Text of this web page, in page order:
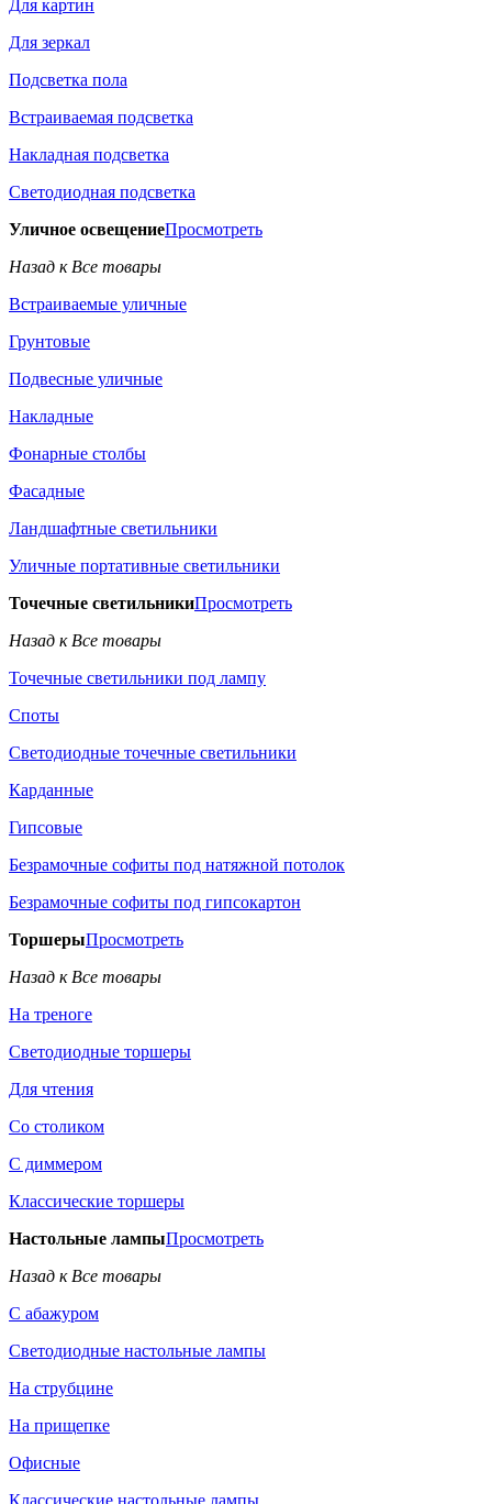
Для картин
Для зеркал
Подсветка пола
Встраиваемая подсветка
Накладная подсветка
Светодиодная подсветка
Уличное освещениеПросмотреть
Назад к Все товары
Встраиваемые уличные
Грунтовые
Подвесные уличные
Накладные
Фонарные столбы
Фасадные
Ландшафтные светильники
Уличные портативные светильники
Точечные светильникиПросмотреть
Назад к Все товары
Точечные светильники под лампу
Споты
Светодиодные точечные светильники
Карданные
Гипсовые
Безрамочные софиты под натяжной потолок
Безрамочные софиты под гипсокартон
ТоршерыПросмотреть
Назад к Все товары
На треноге
Светодиодные торшеры
Для чтения
Со столиком
С диммером
Классические торшеры
Настольные лампыПросмотреть
Назад к Все товары
С абажуром
Светодиодные настольные лампы
На струбцине
На прищепке
Офисные
Классические настольные лампы